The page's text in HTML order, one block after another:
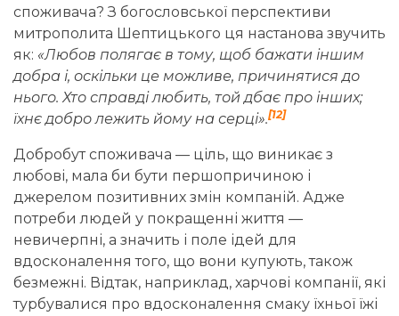
споживача? З богословської перспективи
митрополита Шептицького ця настанова звучить
як: «Любов полягає в тому, щоб бажати іншим
добра і, оскільки це можливе, причинятися до
нього. Хто справді любить, той дбає про інших;
їхнє добро лежить йому на серці».[12]
Добробут споживача — ціль, що виникає з
любові, мала би бути першопричиною і
джерелом позитивних змін компаній. Адже
потреби людей у покращенні життя —
невичерпні, а значить і поле ідей для
вдосконалення того, що вони купують, також
безмежні. Відтак, наприклад, харчові компанії, які
турбувалися про вдосконалення смаку їхньої їжі